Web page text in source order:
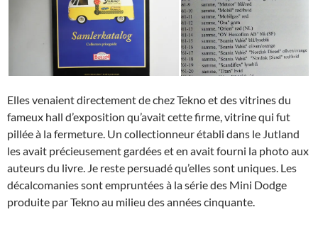
Elles venaient directement de chez Tekno et des vitrines du
fameux hall d’exposition qu’avait cette firme, vitrine qui fut
pillée à la fermeture. Un collectionneur établi dans le Jutland
les avait précieusement gardées et en avait fourni la photo aux
auteurs du livre. Je reste persuadé qu’elles sont uniques. Les
décalcomanies sont empruntées à la série des Mini Dodge
produite par Tekno au milieu des années cinquante.